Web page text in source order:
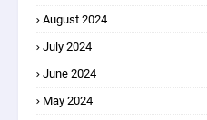
August 2024
July 2024
June 2024
May 2024